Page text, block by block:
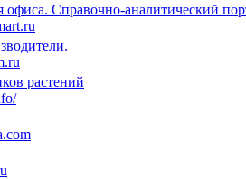
офиса. Справочно-аналитический
растений